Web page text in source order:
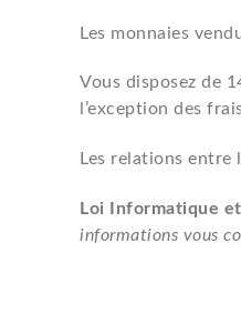
Les monnaies
Vous disposez de
l’exception des
Les relations
Loi Informatique
informations vous